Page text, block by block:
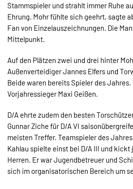
Stammspieler und strahlt immer Ruhe
Ehrung. Mohr fühlte sich geehrt, sagte
Fan von Einzelauszeichnungen. Die
Mittelpunkt.
Auf den Plätzen zwei und drei hinter
Außenverteidiger Jannes Elfers und
Beide waren bereits Spieler des
Vorjahressieger Maxi Geißen.
D/A ehrte zudem den besten
Gunnar Ziche für D/A VI
meisten Treffer. Teamspieler des
Kahlau spielte einst bei D/A III und kickt
Herren. Er war Jugendbetreuer und
sich im organisatorischen Bereich um